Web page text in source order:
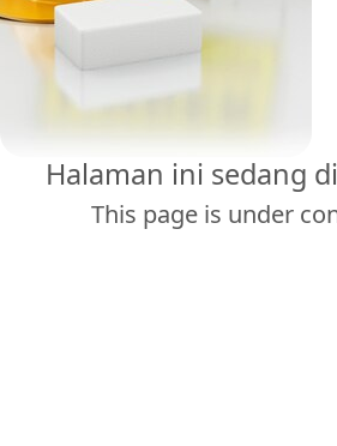
Halaman ini sedang
This page is under